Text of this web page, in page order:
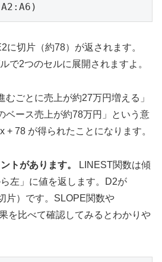
に切片（約78）が返されます。
で2つのセルに展開されますよ。
むごとに売上が約27万円増える」
ベース売上が約78万円」という意
+ 78 が得られたことになります。
トがあります。
LINEST関数は傾
左」に値を返します。D2が
片）です。SLOPE関数や
を比べて確認してみるとわかりや